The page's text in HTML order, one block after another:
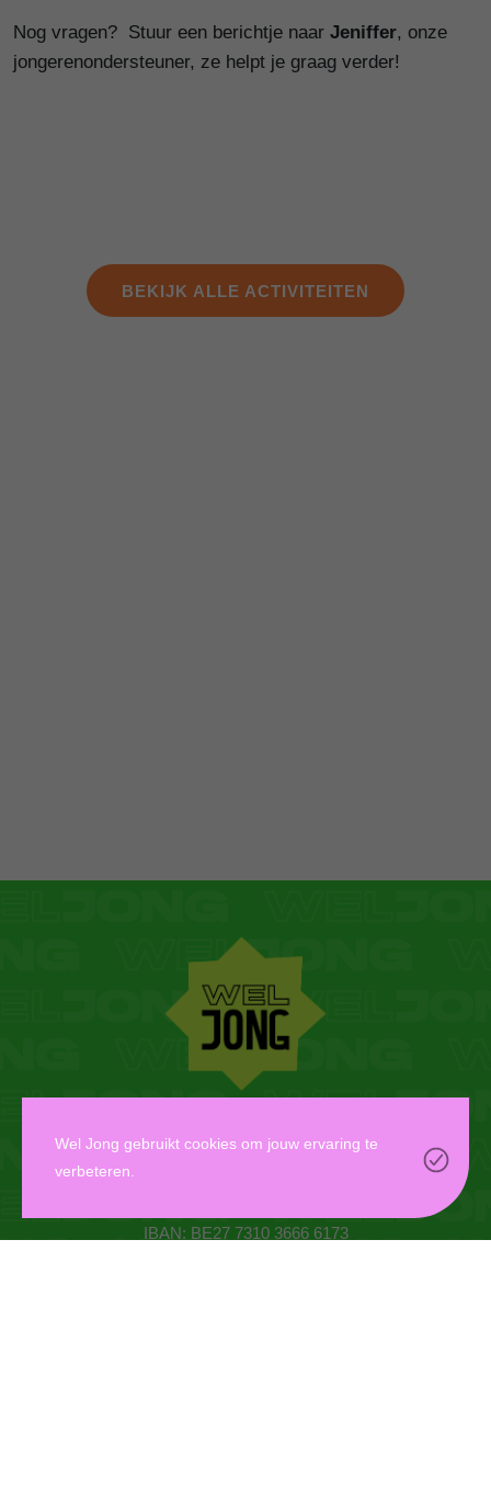
Nog vragen? Stuur een berichtje naar Jeniffer, onze
jongerenondersteuner, ze helpt je graag verder!
BEKIJK ALLE ACTIVITEITEN
IBAN: BE27 7310 3666 6173
Wel Jong gebruikt cookies om jouw ervaring te
verbeteren.